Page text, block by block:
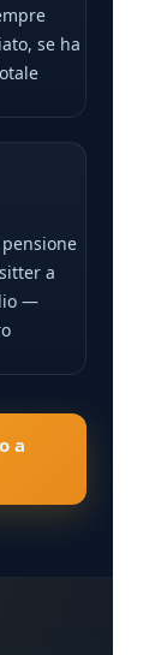
se ha
a
—
a